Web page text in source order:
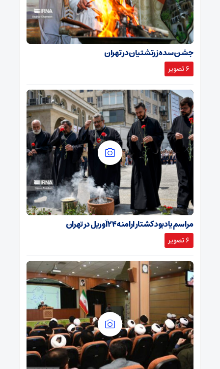
جشن سده زرتشتیان در تهران
6 تصویر
مراسم یادبود کشتار ارامنه ۲۴ آوریل در تهران
6 تصویر